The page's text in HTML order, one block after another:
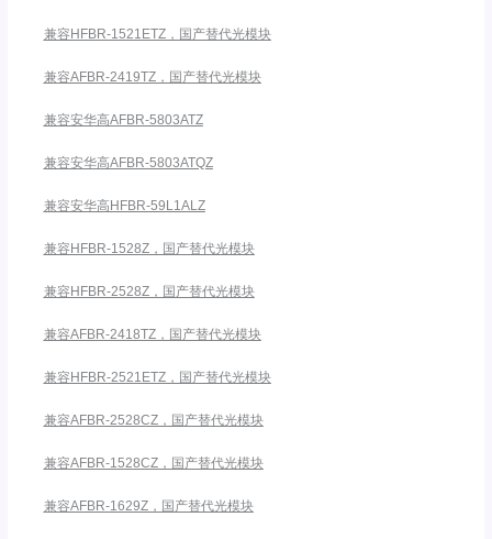
兼容HFBR-1521ETZ，国产替代光模块
兼容AFBR-2419TZ，国产替代光模块
兼容安华高AFBR-5803ATZ
兼容安华高AFBR-5803ATQZ
兼容安华高HFBR-59L1ALZ
兼容HFBR-1528Z，国产替代光模块
兼容HFBR-2528Z，国产替代光模块
兼容AFBR-2418TZ，国产替代光模块
兼容HFBR-2521ETZ，国产替代光模块
兼容AFBR-2528CZ，国产替代光模块
兼容AFBR-1528CZ，国产替代光模块
兼容AFBR-1629Z，国产替代光模块